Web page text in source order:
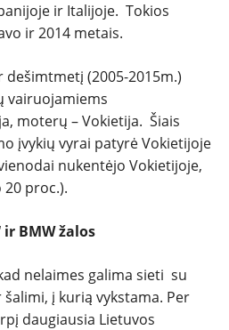
ir Italijoje. Tokios
ir 2014 metais.
(2005-2015m.)
vairuojamiems
moterų – Vokietija. Šiais
įvykių vyrai patyrė Vokietijoje
nukentėjo Vokietijoje,
20 proc.).
ir BMW žalos
nelaimes galima sieti su
į kurią vykstama. Per
daugiausia Lietuvos